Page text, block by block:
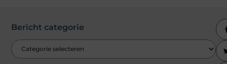
Bericht categorie